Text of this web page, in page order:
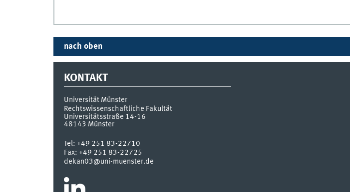
nach oben
KONTAKT
Universität Münster
Rechtswissenschaftliche Fakultät
Universitätsstraße 14-16
48143 Münster
Tel: +49 251 83-22710
Fax: +49 251 83-22725
dekan03@uni-muenster.de